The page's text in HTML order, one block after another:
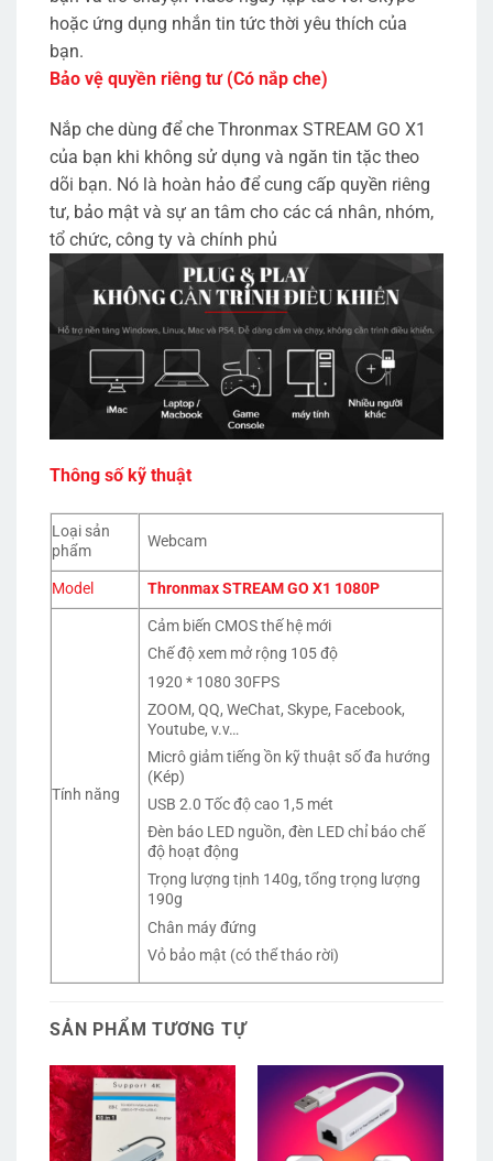
hoặc ứng dụng nhắn tin tức thời yêu thích của
bạn.
Bảo vệ quyền riêng tư (Có nắp che)
Nắp che dùng để che Thronmax STREAM GO X1
của bạn khi không sử dụng và ngăn tin tặc theo
dõi bạn. Nó là hoàn hảo để cung cấp quyền riêng
tư, bảo mật và sự an tâm cho các cá nhân, nhóm,
tổ chức, công ty và chính phủ
Thông số kỹ thuật
Loại sản
phẩm
Webcam
Model Thronmax STREAM GO X1 1080P
Tính năng
Cảm biến CMOS thế hệ mới
Chế độ xem mở rộng 105 độ
1920 * 1080 30FPS
ZOOM, QQ, WeChat, Skype, Facebook,
Youtube, v.v…
Micrô giảm tiếng ồn kỹ thuật số đa hướng
(Kép)
USB 2.0 Tốc độ cao 1,5 mét
Đèn báo LED nguồn, đèn LED chỉ báo chế
độ hoạt động
Trọng lượng tịnh 140g, tổng trọng lượng
190g
Chân máy đứng
Vỏ bảo mật (có thể tháo rời)
SẢN PHẨM TƯƠNG TỰ